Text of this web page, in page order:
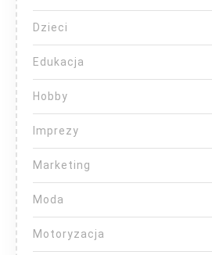
Dzieci
Edukacja
Hobby
Imprezy
Marketing
Moda
Motoryzacja